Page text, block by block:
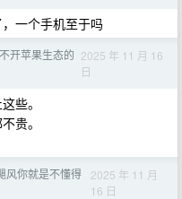
一个手机至于吗
开苹果生态的 2025 年 11 月 16
日
些。
贵。
风你就是不懂得
2025 年 11 月
16 日